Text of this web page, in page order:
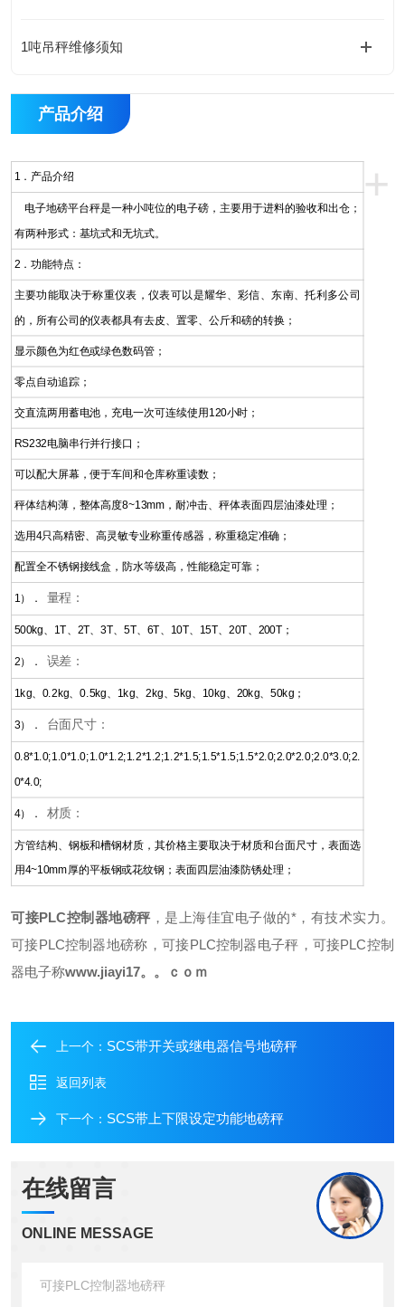
1吨吊秤维修须知
产品介绍
+
1．产品介绍
电子地磅平台秤是一种小吨位的电子磅，主要用于进料的验收和出仓；
有两种形式：基坑式和无坑式。
2．功能特点：
主要功能取决于称重仪表，仪表可以是耀华、彩信、东南、托利多公司
的，所有公司的仪表都具有去皮、置零、公斤和磅的转换；
显示颜色为红色或绿色数码管；
零点自动追踪；
交直流两用蓄电池，充电一次可连续使用120小时；
RS232电脑串行并行接口；
可以配大屏幕，便于车间和仓库称重读数；
秤体结构薄，整体高度8~13mm，耐冲击、秤体表面四层油漆处理；
选用4只高精密、高灵敏专业称重传感器，称重稳定准确；
配置全不锈钢接线盒，防水等级高，性能稳定可靠；
1）． 量程：
500kg、1T、2T、3T、5T、6T、10T、15T、20T、200T；
2）． 误差：
1kg、0.2kg、0.5kg、1kg、2kg、5kg、10kg、20kg、50kg；
3）． 台面尺寸：
0.8*1.0;1.0*1.0;1.0*1.2;1.2*1.2;1.2*1.5;1.5*1.5;1.5*2.0;2.0*2.0;2.0*3.0;2.
0*4.0;
4）． 材质：
方管结构、钢板和槽钢材质，其价格主要取决于材质和台面尺寸，表面选
用4~10mm厚的平板钢或花纹钢；表面四层油漆防锈处理；
可接PLC控制器地磅秤，是上海佳宜电子做的*，有技术实力。
可接PLC控制器地磅称，可接PLC控制器电子秤，可接PLC控制
器电子称www.jiayi17。。ｃｏｍ
上一个： SCS带开关或继电器信号地磅秤
返回列表
下一个： SCS带上下限设定功能地磅秤
在线留言
ONLINE MESSAGE